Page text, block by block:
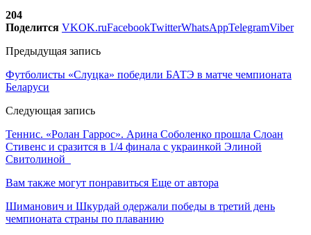
204
Поделится VKOK.ruFacebookTwitterWhatsAppTelegramViber
Предыдущая запись
Футболисты «Слуцка» победили БАТЭ в матче чемпионата
Беларуси
Следующая запись
Теннис. «Ролан Гаррос». Арина Соболенко прошла Слоан
Стивенс и сразится в 1/4 финала с украинкой Элиной
Свитолиной
Вам также могут понравиться Еще от автора
Шиманович и Шкурдай одержали победы в третий день
чемпионата страны по плаванию